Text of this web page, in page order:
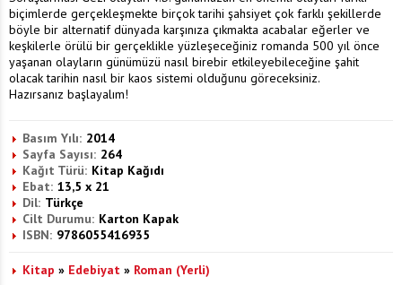
biçimlerde gerçekleşmekte birçok tarihi şahsiyet çok farklı şekillerde
böyle bir alternatif dünyada karşınıza çıkmakta acabalar eğerler ve
keşkilerle örülü bir gerçeklikle yüzleşeceğiniz romanda 500 yıl önce
yaşanan olayların günümüzü nasıl birebir etkileyebileceğine şahit
olacak tarihin nasıl bir kaos sistemi olduğunu göreceksiniz.
Hazırsanız başlayalım!
Basım Yılı: 2014
Sayfa Sayısı: 264
Kağıt Türü: Kitap Kağıdı
Ebat: 13,5 x 21
Dil: Türkçe
Cilt Durumu: Karton Kapak
ISBN: 9786055416935
Kitap » Edebiyat » Roman (Yerli)